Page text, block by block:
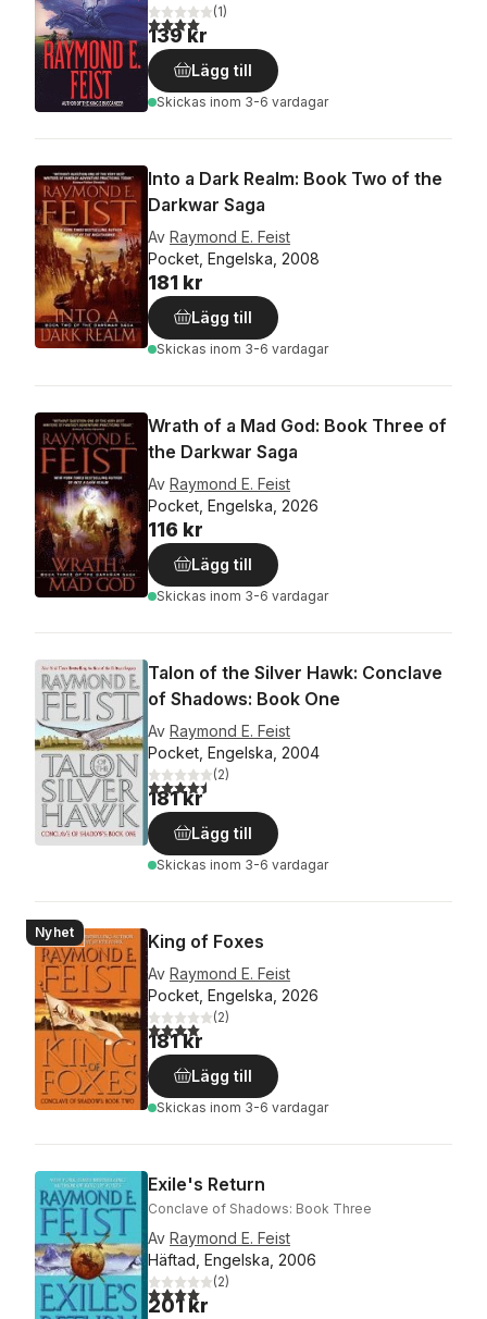
4,0utav 5 stjärnor. Totalt antal röster:
(1)
139 kr
Lägg till
Skickas inom 3-6 vardagar
Into a Dark Realm: Book Two of the
Darkwar Saga
Av Raymond E. Feist
Pocket, Engelska, 2008
181 kr
Lägg till
Skickas inom 3-6 vardagar
Wrath of a Mad God: Book Three of
the Darkwar Saga
Av Raymond E. Feist
Pocket, Engelska, 2026
116 kr
Lägg till
Skickas inom 3-6 vardagar
Talon of the Silver Hawk: Conclave
of Shadows: Book One
Av Raymond E. Feist
Pocket, Engelska, 2004
4,5utav 5 stjärnor. Totalt antal röster:
(2)
181 kr
Lägg till
Skickas inom 3-6 vardagar
Nyhet King of Foxes
Av Raymond E. Feist
Pocket, Engelska, 2026
4,0utav 5 stjärnor. Totalt antal röster:
(2)
181 kr
Lägg till
Skickas inom 3-6 vardagar
Exile's Return
Conclave of Shadows: Book Three
Av Raymond E. Feist
Häftad, Engelska, 2006
4,0utav 5 stjärnor. Totalt antal röster:
(2)
201 kr